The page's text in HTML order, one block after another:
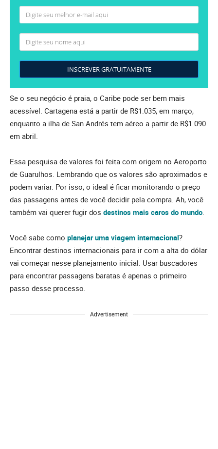
INSCREVER GRATUITAMENTE
Se o seu negócio é praia, o Caribe pode ser bem mais
acessível. Cartagena está a partir de R$1.035, em março,
enquanto a ilha de San Andrés tem aéreo a partir de R$1.090
em abril.
Essa pesquisa de valores foi feita com origem no Aeroporto
de Guarulhos. Lembrando que os valores são aproximados e
podem variar. Por isso, o ideal é ficar monitorando o preço
das passagens antes de você decidir pela compra. Ah, você
também vai querer fugir dos destinos mais caros do mundo
Você sabe como planejar uma viagem internacional?
Encontrar destinos internacionais para ir com a alta do dólar
vai começar nesse planejamento inicial. Usar buscadores
para encontrar passagens baratas é apenas o primeiro
passo desse processo.
Advertisement